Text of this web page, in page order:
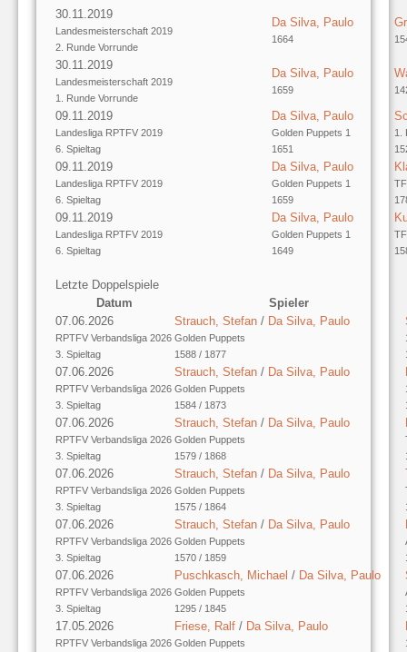
30.11.2019
Landesmeisterschaft 2019
2. Runde Vorrunde
Da Silva, Paulo
1664
30.11.2019
Landesmeisterschaft 2019
1. Runde Vorrunde
Da Silva, Paulo
1659
09.11.2019
Landesliga RPTFV 2019
6. Spieltag
Da Silva, Paulo
Golden Puppets 1
1651
1.
09.11.2019
Landesliga RPTFV 2019
6. Spieltag
Da Silva, Paulo
Golden Puppets 1
1659
09.11.2019
Landesliga RPTFV 2019
6. Spieltag
Da Silva, Paulo
Golden Puppets 1
1649
Letzte Doppelspiele
Datum
Spieler
07.06.2026
RPTFV Verbandsliga 2026
3. Spieltag
Strauch, Stefan / Da Silva, Paulo
Golden Puppets
1588 / 1877
07.06.2026
RPTFV Verbandsliga 2026
3. Spieltag
Strauch, Stefan / Da Silva, Paulo
Golden Puppets
1584 / 1873
07.06.2026
RPTFV Verbandsliga 2026
3. Spieltag
Strauch, Stefan / Da Silva, Paulo
Golden Puppets
1579 / 1868
07.06.2026
RPTFV Verbandsliga 2026
3. Spieltag
Strauch, Stefan / Da Silva, Paulo
Golden Puppets
1575 / 1864
07.06.2026
RPTFV Verbandsliga 2026
3. Spieltag
Strauch, Stefan / Da Silva, Paulo
Golden Puppets
1570 / 1859
07.06.2026
RPTFV Verbandsliga 2026
3. Spieltag
Puschkasch, Michael / Da Silva, Paulo
Golden Puppets
1295 / 1845
17.05.2026
RPTFV Verbandsliga 2026
Friese, Ralf / Da Silva, Paulo
Golden Puppets